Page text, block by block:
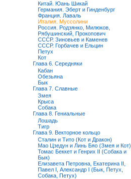
Китай. Юань Шикай
Германия. Эберт и Гинденбург
Франция. Лаваль
Италия. Муссолини
Россия. Родзянко, Милюков,
Рябушинский, Прокопович
СССР. Зиновьев и Каменев
СССР. Горбачев и Ельцин
Петух
Кот
Глава 6. Середняки
Кабан
Обезьяна
Бык
Глава 7. Славные
Змея
Крыса
Собака
Глава 8. Гениальные
Лошадь
Тигр
Глава 9. Векторное кольцо
Сталин и Тито (Кот и Дракон)
Мао Цзедун и Линь Бяо (Змея и Кот)
Томас Беккет и Генрих II (Собака и
Бык)
Елизавета Петровна, Екатерина II,
Павел I, Александр I (Бык, Петух,
Собака, Петух)